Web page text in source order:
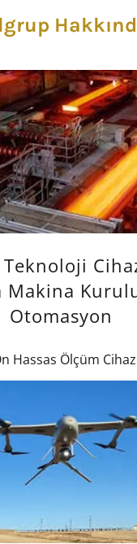
Makina
Otomasyon
Hassas Ölçüm